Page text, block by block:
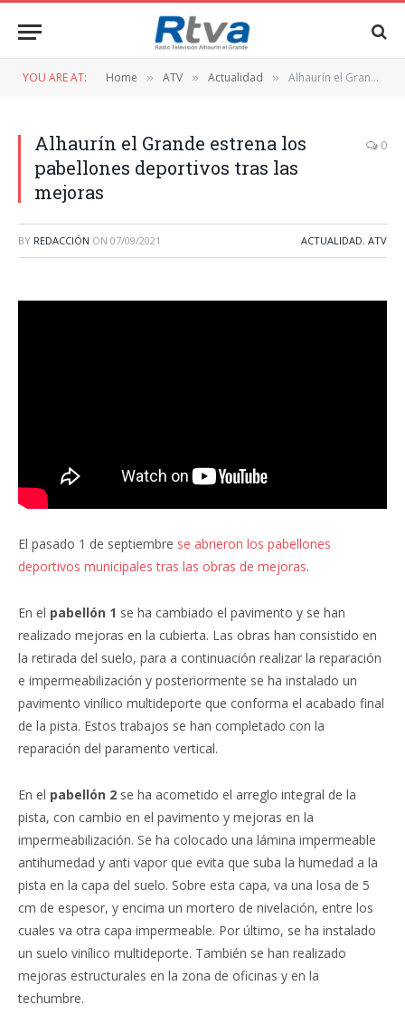
YOU ARE AT: Home » ATV » Actualidad » Alhaurín el Grande estrena los pabellones deportivos tras las mejoras
Alhaurín el Grande estrena los
pabellones deportivos tras las
mejoras
0
BY REDACCIÓN ON 07/09/2021 ACTUALIDAD, ATV
El pasado 1 de septiembre se abrieron los pabellones
deportivos municipales tras las obras de mejoras.
En el pabellón 1 se ha cambiado el pavimento y se han
realizado mejoras en la cubierta. Las obras han consistido en
la retirada del suelo, para a continuación realizar la reparación
e impermeabilización y posteriormente se ha instalado un
pavimento vinílico multideporte que conforma el acabado final
de la pista. Estos trabajos se han completado con la
reparación del paramento vertical.
En el pabellón 2 se ha acometido el arreglo integral de la
pista, con cambio en el pavimento y mejoras en la
impermeabilización. Se ha colocado una lámina impermeable
antihumedad y anti vapor que evita que suba la humedad a la
pista en la capa del suelo. Sobre esta capa, va una losa de 5
cm de espesor, y encima un mortero de nivelación, entre los
cuales va otra capa impermeable. Por último, se ha instalado
un suelo vinílico multideporte. También se han realizado
mejoras estructurales en la zona de oficinas y en la
techumbre.